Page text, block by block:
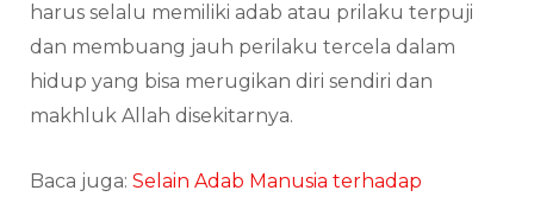
harus selalu memiliki adab atau prilaku terpuji
dan membuang jauh perilaku tercela dalam
hidup yang bisa merugikan diri sendiri dan
makhluk Allah disekitarnya.
Baca juga: Selain Adab Manusia terhadap